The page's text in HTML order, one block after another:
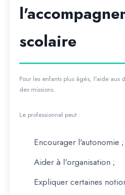
scolaire
Pour les enfants plus âgés, l'aide aux
des missions.
Le professionnel peut :
Encourager l'autonomie ;
Aider à l'organisation ;
Expliquer certaines